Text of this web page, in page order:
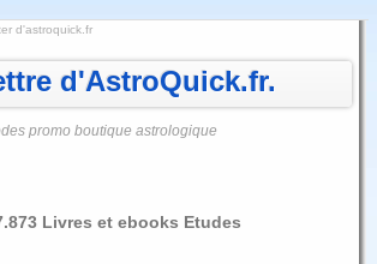
d'astroquick.fr
d'AstroQuick.fr.
promo boutique astrologique
Livres et ebooks Etudes